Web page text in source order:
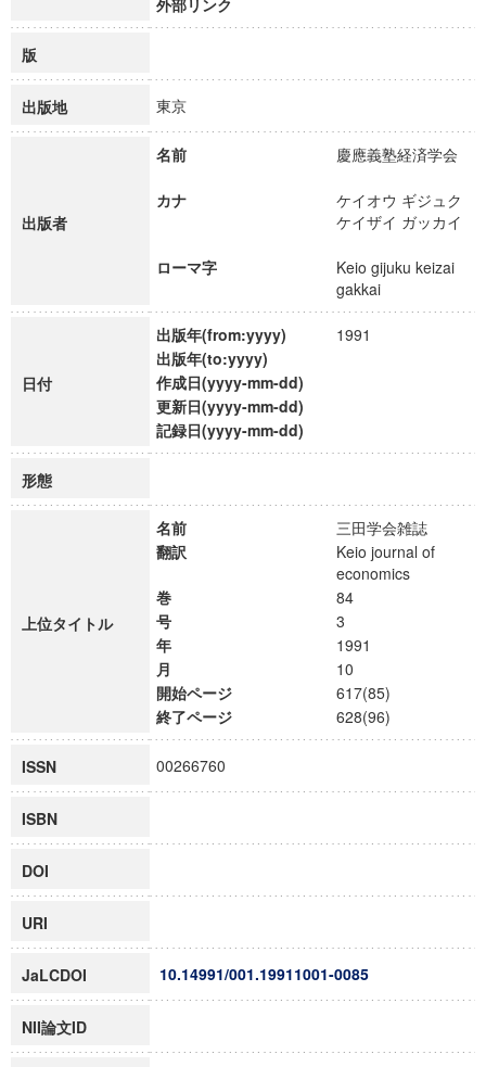
外部リンク
版
出版地 東京
出版者
名前 慶應義塾経済学会
カナ
ケイオウ ギジュク
ケイザイ ガッカイ
ローマ字
Keio gijuku keizai
gakkai
日付
出版年(from:yyyy)
1991
出版年(to:yyyy)
作成日(yyyy-mm-dd)
更新日(yyyy-mm-dd)
記録日(yyyy-mm-dd)
形態
上位タイトル
名前
三田学会雑誌
翻訳
Keio journal of
economics
巻
84
号
3
年
1991
月
10
開始ページ
617(85)
終了ページ
628(96)
ISSN 00266760
ISBN
DOI
URI
JaLCDOI 10.14991/001.19911001-0085
NII論文ID